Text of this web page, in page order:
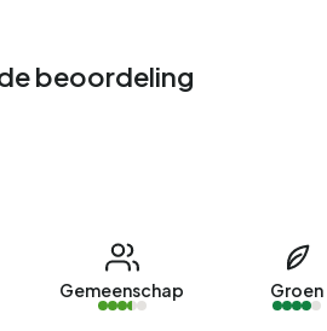
is
beoordeling
Gemeenschap Groen